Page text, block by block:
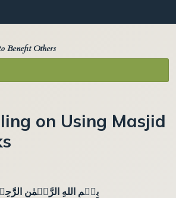
menu
Benefit Others
on Using Masjid
بِسۡمِ اللهِ الرَّحۡمٰنِ